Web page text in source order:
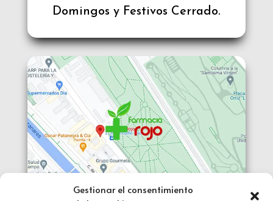
Gestionar el consentimiento
Domingos y Festivos Cerrado.